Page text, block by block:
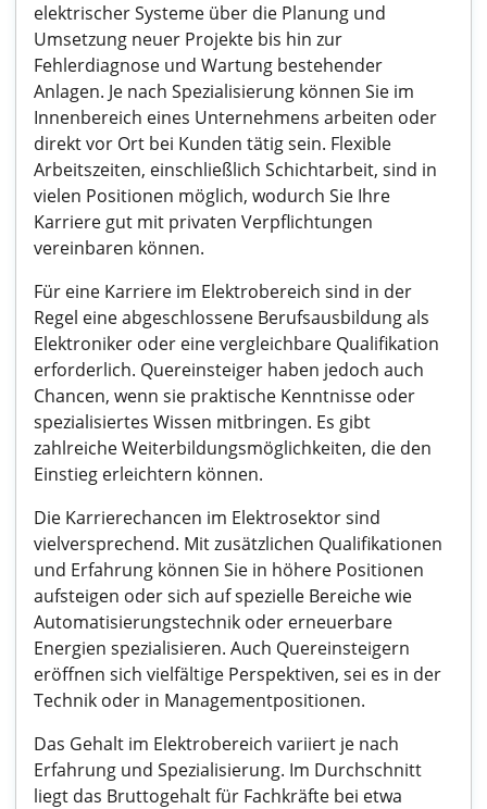
elektrischer Systeme über die Planung und
Umsetzung neuer Projekte bis hin zur
Fehlerdiagnose und Wartung bestehender
Anlagen. Je nach Spezialisierung können Sie im
Innenbereich eines Unternehmens arbeiten oder
direkt vor Ort bei Kunden tätig sein. Flexible
Arbeitszeiten, einschließlich Schichtarbeit, sind in
vielen Positionen möglich, wodurch Sie Ihre
Karriere gut mit privaten Verpflichtungen
vereinbaren können.
Für eine Karriere im Elektrobereich sind in der
Regel eine abgeschlossene Berufsausbildung als
Elektroniker oder eine vergleichbare Qualifikation
erforderlich. Quereinsteiger haben jedoch auch
Chancen, wenn sie praktische Kenntnisse oder
spezialisiertes Wissen mitbringen. Es gibt
zahlreiche Weiterbildungsmöglichkeiten, die den
Einstieg erleichtern können.
Die Karrierechancen im Elektrosektor sind
vielversprechend. Mit zusätzlichen Qualifikationen
und Erfahrung können Sie in höhere Positionen
aufsteigen oder sich auf spezielle Bereiche wie
Automatisierungstechnik oder erneuerbare
Energien spezialisieren. Auch Quereinsteigern
eröffnen sich vielfältige Perspektiven, sei es in der
Technik oder in Managementpositionen.
Das Gehalt im Elektrobereich variiert je nach
Erfahrung und Spezialisierung. Im Durchschnitt
liegt das Bruttogehalt für Fachkräfte bei etwa